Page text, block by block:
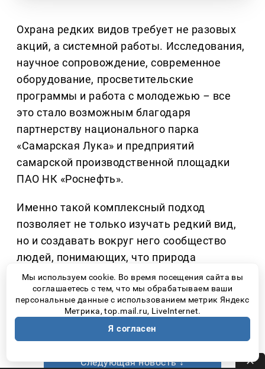
Охрана редких видов требует не разовых
акций, а системной работы. Исследования,
научное сопровождение, современное
оборудование, просветительские
программы и работа с молодежью – все
это стало возможным благодаря
партнерству национального парка
«Самарская Лука» и предприятий
самарской производственной площадки
ПАО НК «Роснефть».
Именно такой комплексный подход
позволяет не только изучать редкий вид,
но и создавать вокруг него сообщество
людей, понимающих, что природа
нуждается не столько в громких словах,
сколько в ответственном отношении
каждого человека.
Количество прочтений: 2632
Следующая новость ↓
Мы используем cookie. Во время посещения сайта вы
соглашаетесь с тем, что мы обрабатываем ваши
персональные данные с использованием метрик Яндекс
Метрика, top.mail.ru, LiveInternet.
Я согласен